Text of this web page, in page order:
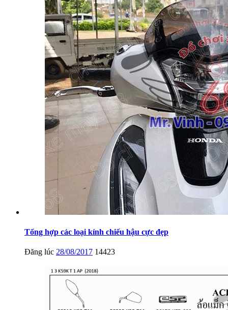
Tổng hợp các loại kính chiếu hậu cực đẹp
Đăng lúc 28/08/2017 14423